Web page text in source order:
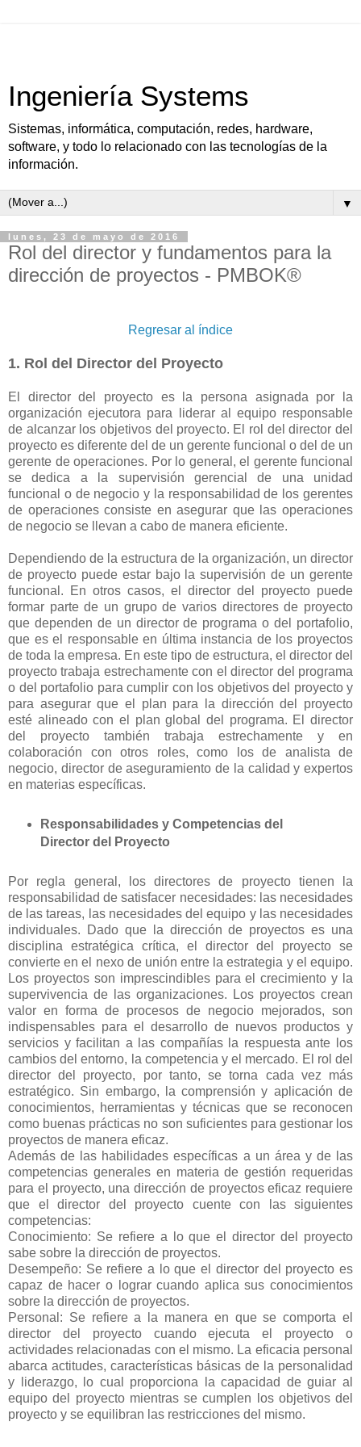
Ingeniería Systems
Sistemas, informática, computación, redes, hardware,
software, y todo lo relacionado con las tecnologías de la
información.
▼
lunes, 23 de mayo de 2016
Rol del director y fundamentos para la
dirección de proyectos - PMBOK®
Regresar al índice
1. Rol del Director del Proyecto
El director del proyecto es la persona asignada por la
organización ejecutora para liderar al equipo responsable
de alcanzar los objetivos del proyecto. El rol del director del
proyecto es diferente del de un gerente funcional o del de un
gerente de operaciones. Por lo general, el gerente funcional
se dedica a la supervisión gerencial de una unidad
funcional o de negocio y la responsabilidad de los gerentes
de operaciones consiste en asegurar que las operaciones
de negocio se llevan a cabo de manera eficiente.
Dependiendo de la estructura de la organización, un director
de proyecto puede estar bajo la supervisión de un gerente
funcional. En otros casos, el director del proyecto puede
formar parte de un grupo de varios directores de proyecto
que dependen de un director de programa o del portafolio,
que es el responsable en última instancia de los proyectos
de toda la empresa. En este tipo de estructura, el director del
proyecto trabaja estrechamente con el director del programa
o del portafolio para cumplir con los objetivos del proyecto y
para asegurar que el plan para la dirección del proyecto
esté alineado con el plan global del programa. El director
del proyecto también trabaja estrechamente y en
colaboración con otros roles, como los de analista de
negocio, director de aseguramiento de la calidad y expertos
en materias específicas.
Responsabilidades y Competencias del
Director del Proyecto
Por regla general, los directores de proyecto tienen la
responsabilidad de satisfacer necesidades: las necesidades
de las tareas, las necesidades del equipo y las necesidades
individuales. Dado que la dirección de proyectos es una
disciplina estratégica crítica, el director del proyecto se
convierte en el nexo de unión entre la estrategia y el equipo.
Los proyectos son imprescindibles para el crecimiento y la
supervivencia de las organizaciones. Los proyectos crean
valor en forma de procesos de negocio mejorados, son
indispensables para el desarrollo de nuevos productos y
servicios y facilitan a las compañías la respuesta ante los
cambios del entorno, la competencia y el mercado. El rol del
director del proyecto, por tanto, se torna cada vez más
estratégico. Sin embargo, la comprensión y aplicación de
conocimientos, herramientas y técnicas que se reconocen
como buenas prácticas no son suficientes para gestionar los
proyectos de manera eficaz.
Además de las habilidades específicas a un área y de las
competencias generales en materia de gestión requeridas
para el proyecto, una dirección de proyectos eficaz requiere
que el director del proyecto cuente con las siguientes
competencias:
Conocimiento: Se refiere a lo que el director del proyecto
sabe sobre la dirección de proyectos.
Desempeño: Se refiere a lo que el director del proyecto es
capaz de hacer o lograr cuando aplica sus conocimientos
sobre la dirección de proyectos.
Personal: Se refiere a la manera en que se comporta el
director del proyecto cuando ejecuta el proyecto o
actividades relacionadas con el mismo. La eficacia personal
abarca actitudes, características básicas de la personalidad
y liderazgo, lo cual proporciona la capacidad de guiar al
equipo del proyecto mientras se cumplen los objetivos del
proyecto y se equilibran las restricciones del mismo.